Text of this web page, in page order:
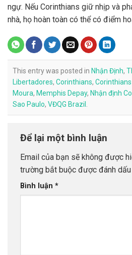
ngự. Nếu Corinthians giữ nhịp và
nhà, họ hoàn toàn có thể có điểm
This entry was posted in Nhận Định,
Libertadores, Corinthians,
Moura, Memphis Depay, Nhận định
Sao Paulo, VĐQG Brazil .
Để lại một bình luận
Email của bạn sẽ không được
trường bắt buộc được đánh dấu
Bình luận *